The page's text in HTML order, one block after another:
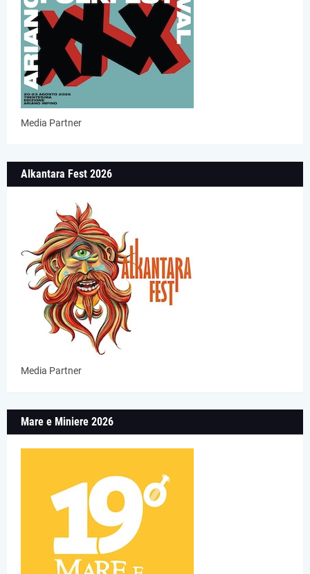
Media Partner
Alkantara Fest 2026
Media Partner
Mare e Miniere 2026